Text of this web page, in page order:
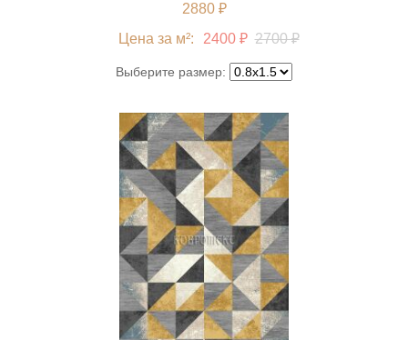
2880 ₽
Цена за м²:
2400 ₽ 2700 ₽
Выберите размер: